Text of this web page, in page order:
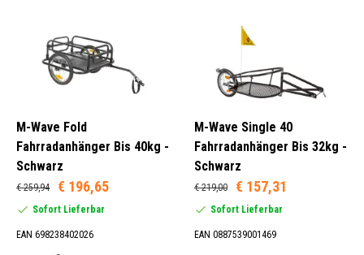
45 kg (3)
Anthrazit (1)
Beige (1)
Braun (1)
Gelb (4)
M-Wave Fold
Fahrradanhänger Bis 40kg -
Schwarz
€ 259,94 € 196,65
Sofort Lieferbar
EAN 698238402026
M-Wave Single 40
Fahrradanhänger Bis 32kg -
Schwarz
€ 219,00 € 157,31
Sofort Lieferbar
EAN 0887539001469